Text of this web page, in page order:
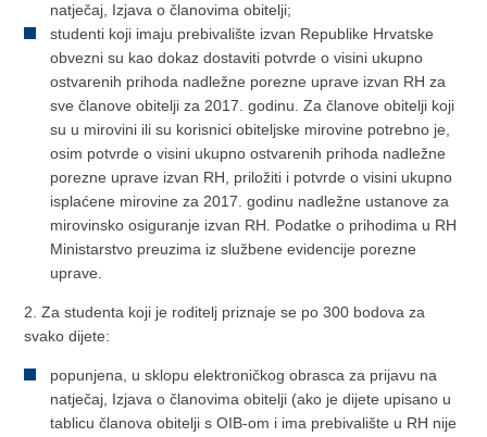
natječaj, Izjava o članovima obitelji;
studenti koji imaju prebivalište izvan Republike Hrvatske
obvezni su kao dokaz dostaviti potvrde o visini ukupno
ostvarenih prihoda nadležne porezne uprave izvan RH za
sve članove obitelji za 2017. godinu. Za članove obitelji koji
su u mirovini ili su korisnici obiteljske mirovine potrebno je,
osim potvrde o visini ukupno ostvarenih prihoda nadležne
porezne uprave izvan RH, priložiti i potvrde o visini ukupno
isplaćene mirovine za 2017. godinu nadležne ustanove za
mirovinsko osiguranje izvan RH. Podatke o prihodima u RH
Ministarstvo preuzima iz službene evidencije porezne
uprave.
2. Za studenta koji je roditelj priznaje se po 300 bodova za
svako dijete:
popunjena, u sklopu elektroničkog obrasca za prijavu na
natječaj, Izjava o članovima obitelji (ako je dijete upisano u
tablicu članova obitelji s OIB-om i ima prebivalište u RH nije